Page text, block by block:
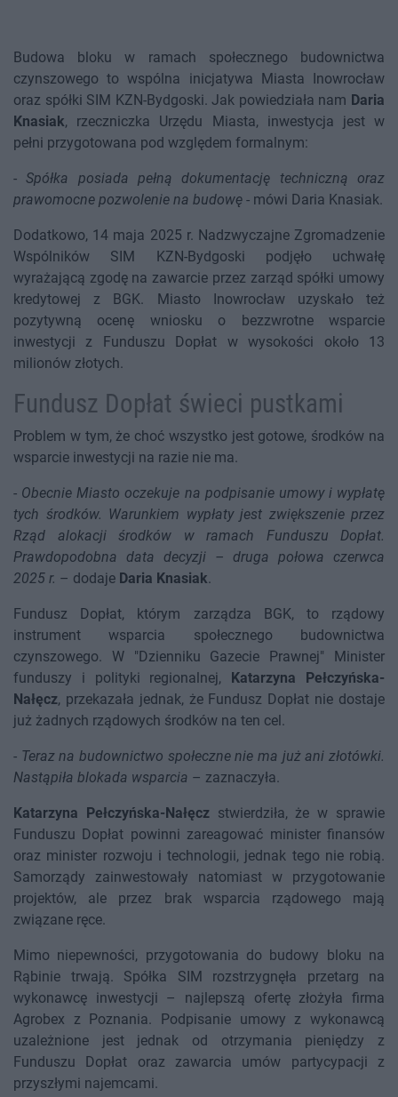
Budowa bloku w ramach społecznego budownictwa
czynszowego to wspólna inicjatywa Miasta Inowrocław
oraz spółki SIM KZN-Bydgoski. Jak powiedziała nam Daria
Knasiak, rzeczniczka Urzędu Miasta, inwestycja jest w
pełni przygotowana pod względem formalnym:
-Spółka posiada pełną dokumentację techniczną oraz
prawomocne pozwolenie na budowę - mówi Daria Knasiak.
Dodatkowo, 14 maja 2025 r. Nadzwyczajne Zgromadzenie
Wspólników SIM KZN-Bydgoski podjęło uchwałę
wyrażającą zgodę na zawarcie przez zarząd spółki umowy
kredytowej z BGK. Miasto Inowrocław uzyskało też
pozytywną ocenę wniosku o bezzwrotne wsparcie
inwestycji z Funduszu Dopłat w wysokości około 13
milionów złotych.
Fundusz Dopłat świeci pustkami
Problem w tym, że choć wszystko jest gotowe, środków na
wsparcie inwestycji na razie nie ma.
- Obecnie Miasto oczekuje na podpisanie umowy i wypłatę
tych środków. Warunkiem wypłaty jest zwiększenie przez
Rząd alokacji środków w ramach Funduszu Dopłat.
Prawdopodobna data decyzji – druga połowa czerwca
2025 r. – dodaje Daria Knasiak.
Fundusz Dopłat, którym zarządza BGK, to rządowy
instrument wsparcia społecznego budownictwa
czynszowego. W "Dzienniku Gazecie Prawnej" Minister
funduszy i polityki regionalnej,
Katarzyna Pełczyńska-
Nałęcz, przekazała jednak, że Fundusz Dopłat nie dostaje
już żadnych rządowych środków na ten cel.
- Teraz na budownictwo społeczne nie ma już ani złotówki.
Nastąpiła blokada wsparcia – zaznaczyła.
Katarzyna Pełczyńska-Nałęczstwierdziła, że w sprawie
Funduszu Dopłat powinni zareagować minister finansów
oraz minister rozwoju i technologii, jednak tego nie robią.
Samorządy zainwestowały natomiast w przygotowanie
projektów, ale przez brak wsparcia rządowego mają
związane ręce.
Mimo niepewności, przygotowania do budowy bloku na
Rąbinie trwają. Spółka SIM rozstrzygnęła przetarg na
wykonawcę inwestycji – najlepszą ofertę złożyła firma
Agrobex z Poznania. Podpisanie umowy z wykonawcą
uzależnione jest jednak od otrzymania pieniędzy z
Funduszu Dopłat oraz zawarcia umów partycypacji z
przyszłymi najemcami.